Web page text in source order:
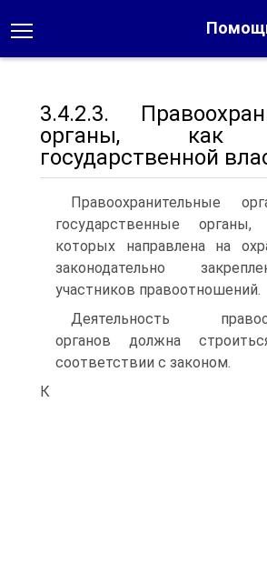
3.4.2.3.
органы, как
государственной
Правоохранительные
государственные органы,
которых направлена на
законодательно
участников правоотношений.
Деятельность
органов должна
соответствии с законом.
К